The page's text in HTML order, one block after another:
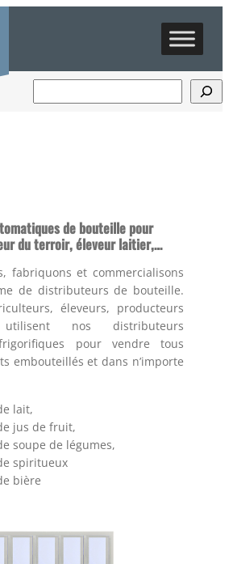
de bouteille pour
du terroir, éleveur laitier,…
fabriquons et commercialisons
de distributeurs de bouteille.
éleveurs, producteurs
nos distributeurs
pour vendre tous
embouteillés et dans n’importe
lait,
jus de fruit,
soupe de légumes,
spiritueux
bière